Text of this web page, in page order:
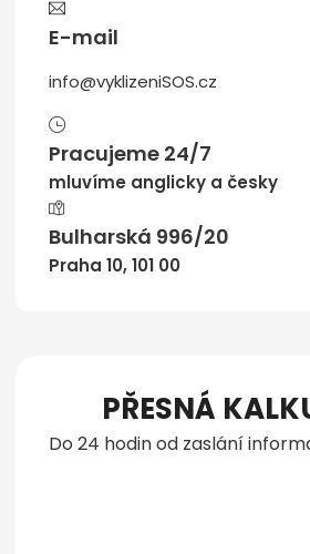
E-mail
info@vyklizeniSOS.cz
Pracujeme 24/7
mluvíme anglicky a česky
Bulharská 996/20
Praha 10, 101 00
PŘESNÁ
Do 24 hodin od zaslání